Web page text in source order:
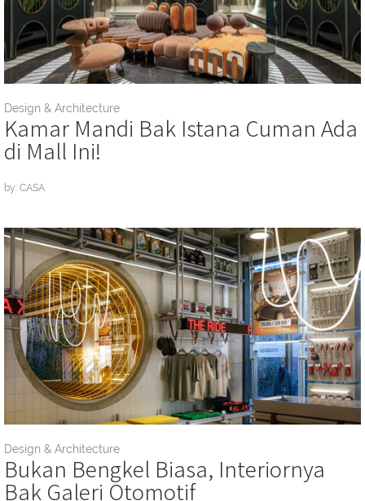
Design & Architecture
Kamar Mandi Bak Istana Cuman Ada
di Mall Ini!
by: CASA
Design & Architecture
Bukan Bengkel Biasa, Interiornya
Bak Galeri Otomotif